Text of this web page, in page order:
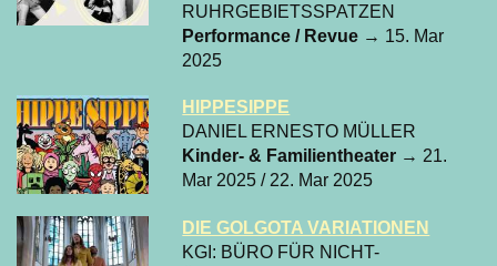
RUHRGEBIETSSPATZEN
Performance / Revue → 15. Mar
2025
HIPPESIPPE
DANIEL ERNESTO MÜLLER
Kinder- & Familientheater → 21.
Mar 2025 / 22. Mar 2025
DIE GOLGOTA VARIATIONEN
KGI: BÜRO FÜR NICHT-